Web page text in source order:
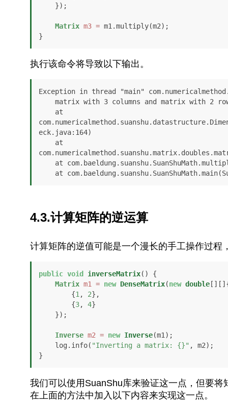
Matrix m3 = m1.multiply(m2);
}
执行该命令将导致以下输出。
Exception in thread "main"
eck.java:164)
at
4.3.计算矩阵的逆运算
计算矩阵的逆值可能是一个漫长的手工操作过程
public void inverseMatrix()
{
Matrix m1 = new DenseMatrix(new double
        {
1, 2},
        {
3, 4}
Inverse m2 = new Inverse(m1);
    log.info(
"Inverting a matrix: {}" , m2);
}
我们可以使用SuanShu库来验证这一点，但要
在上面的方法中加入以下内容来实现这一点。